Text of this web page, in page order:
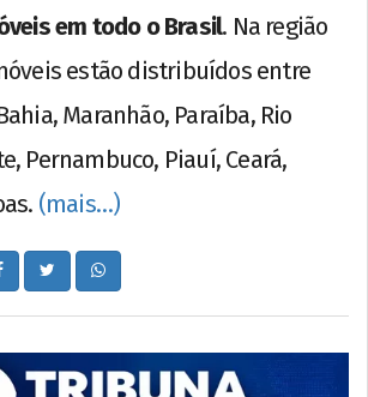
em todo o Brasil. Na região
estão distribuídos entre
Maranhão, Paraíba, Rio
Pernambuco, Piauí, Ceará,
(mais…)